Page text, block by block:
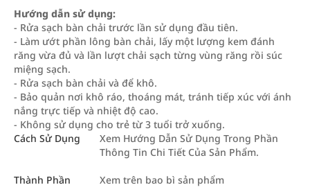
Hướng dẫn sử dụng:
- Rửa sạch bàn chải trước lần sử dụng đầu tiên.
- Làm ướt phần lông bàn chải, lấy một lượng kem đánh
răng vừa đủ và lần lượt chải sạch từng vùng răng rồi súc
miệng sạch.
- Rửa sạch bàn chải và để khô.
- Bảo quản nơi khô ráo, thoáng mát, tránh tiếp xúc với ánh
nắng trực tiếp và nhiệt độ cao.
- Không sử dụng cho trẻ từ 3 tuổi trở xuống.
Cách Sử Dụng
Xem Hướng Dẫn Sử Dụng Trong Phần
Thông Tin Chi Tiết Của Sản Phẩm.
Thành Phần Xem trên bao bì sản phẩm